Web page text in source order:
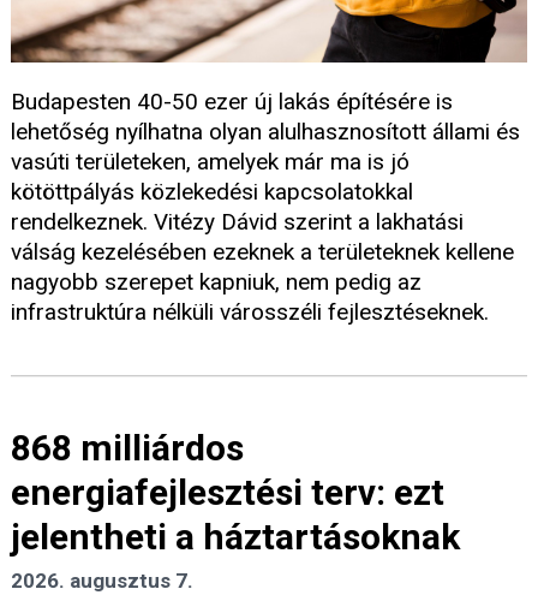
Budapesten 40-50 ezer új lakás építésére is
lehetőség nyílhatna olyan alulhasznosított állami és
vasúti területeken, amelyek már ma is jó
kötöttpályás közlekedési kapcsolatokkal
rendelkeznek. Vitézy Dávid szerint a lakhatási
válság kezelésében ezeknek a területeknek kellene
nagyobb szerepet kapniuk, nem pedig az
infrastruktúra nélküli városszéli fejlesztéseknek.
868 milliárdos
energiafejlesztési terv: ezt
jelentheti a háztartásoknak
2026. augusztus 7.